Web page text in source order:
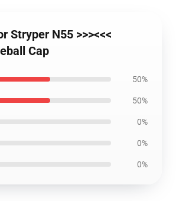
Stryper N55 >>><<<
Cap
50%
50%
0%
0%
0%